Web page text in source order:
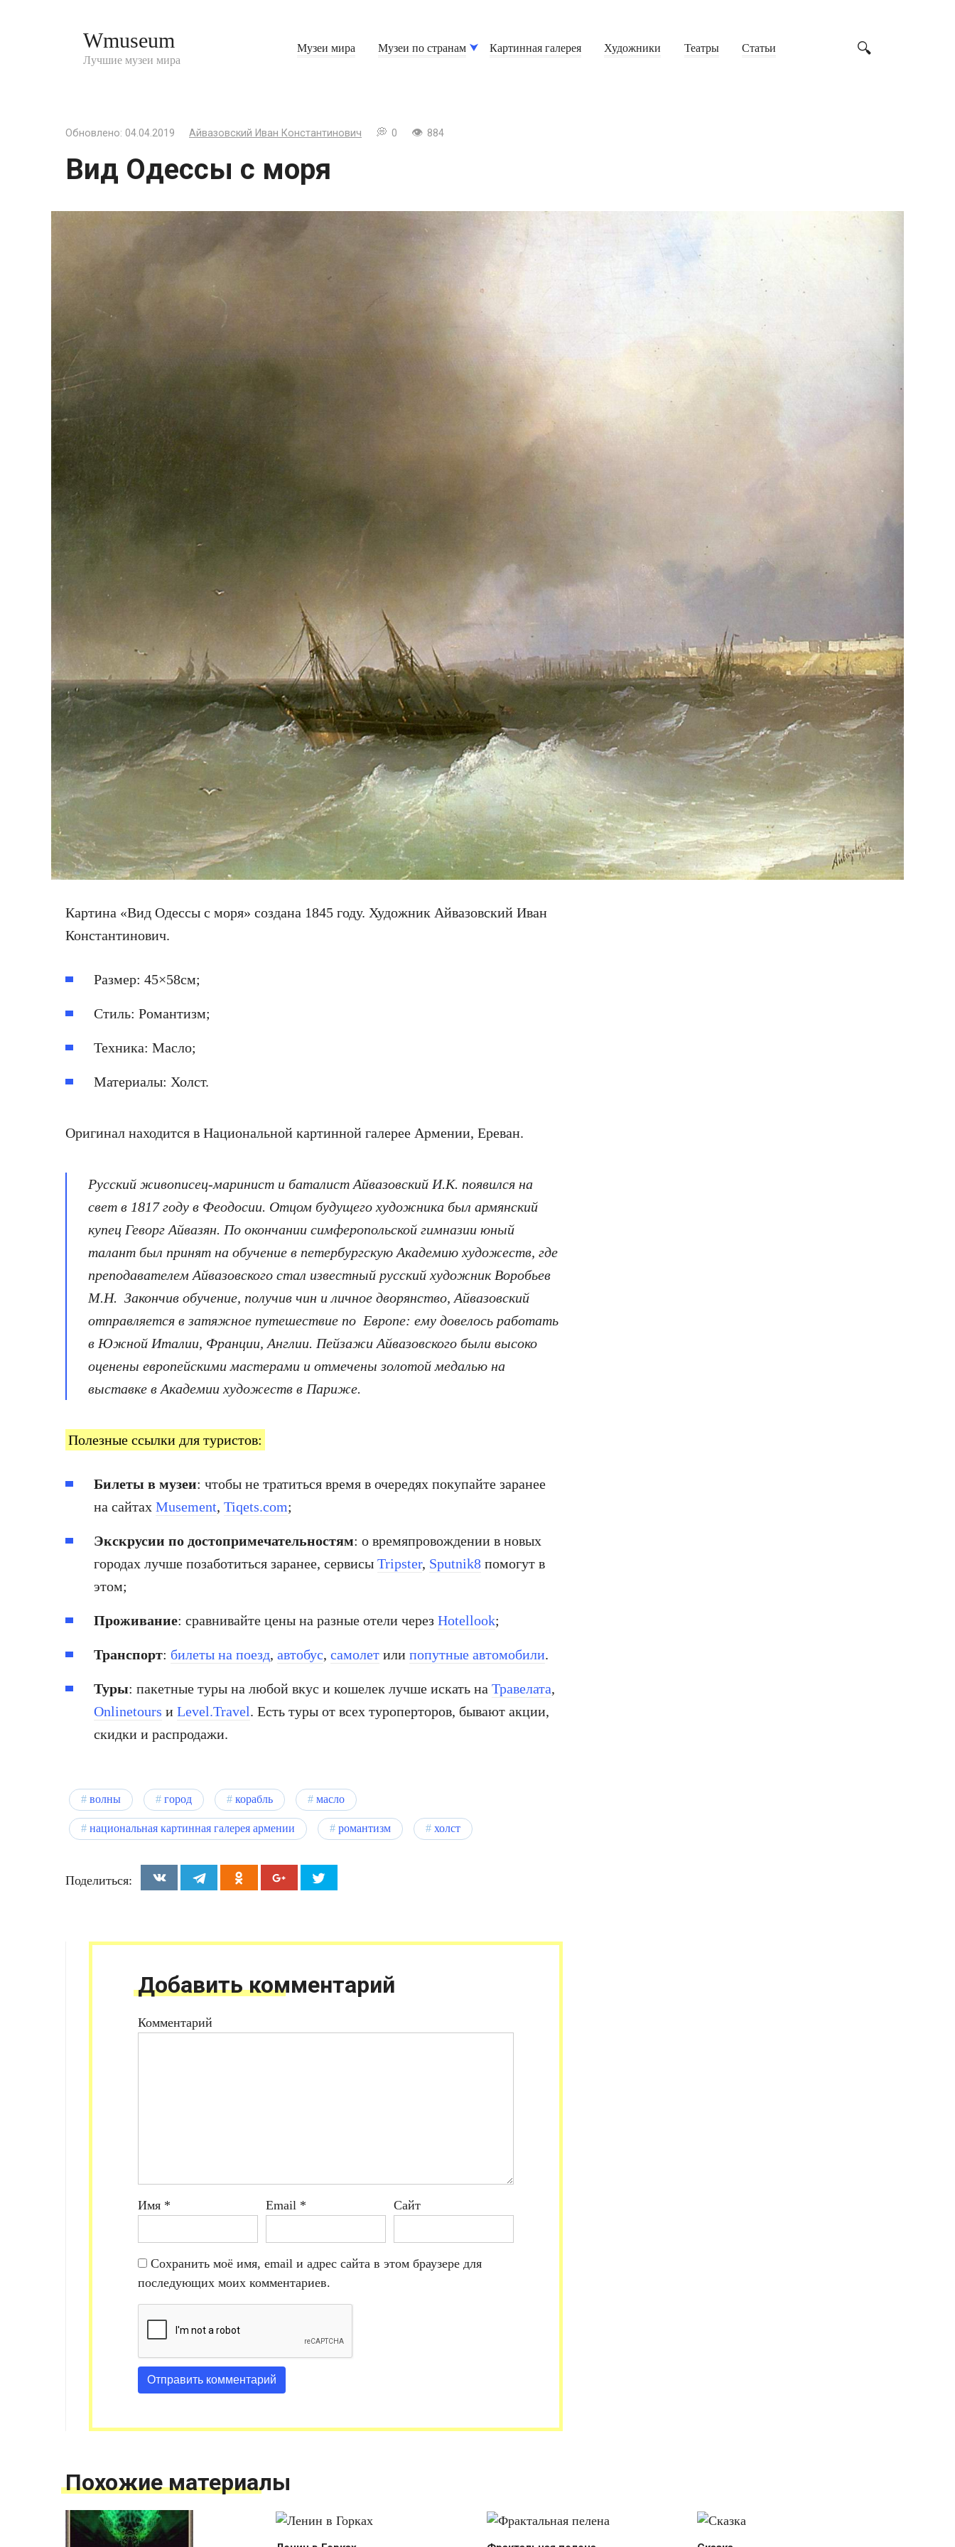
Wmuseum
Лучшие музеи мира
Музеи мира Музеи по странам Картинная галерея Художники Театры Статьи
Обновлено: 04.04.2019 Айвазовский Иван Константинович 0 884
Вид Одессы с моря
Картина «Вид Одессы с моря» создана 1845 году. Художник Айвазовский Иван
Константинович.
Размер: 45×58см;
Стиль: Романтизм;
Техника: Масло;
Материалы: Холст.
Оригинал находится в Национальной картинной галерее Армении, Ереван.
Русский живописец-маринист и баталист Айвазовский И.К. появился на
свет в 1817 году в Феодосии. Отцом будущего художника был армянский
купец Геворг Айвазян. По окончании симферопольской гимназии юный
талант был принят на обучение в петербургскую Академию художеств, где
преподавателем Айвазовского стал известный русский художник Воробьев
М.Н. Закончив обучение, получив чин и личное дворянство, Айвазовский
отправляется в затяжное путешествие по Европе: ему довелось работать
в Южной Италии, Франции, Англии. Пейзажи Айвазовского были высоко
оценены европейскими мастерами и отмечены золотой медалью на
выставке в Академии художеств в Париже.
Полезные ссылки для туристов:
Билеты в музеи: чтобы не тратиться время в очередях покупайте заранее
на сайтах Musement, Tiqets.com;
Экскрусии по достопримечательностям: о времяпровождении в новых
городах лучше позаботиться заранее, сервисы Tripster, Sputnik8 помогут в
этом;
Проживание: сравнивайте цены на разные отели через Hotellook;
Транспорт: билеты на поезд, автобус, самолет или попутные автомобили.
Туры: пакетные туры на любой вкус и кошелек лучше искать на Травелата,
Onlinetours и Level.Travel. Есть туры от всех туроперторов, бывают акции,
скидки и распродажи.
волны город корабль масло
национальная картинная галерея армении романтизм холст
Поделиться:
Добавить комментарий
Комментарий
Имя * Email * Сайт
Сохранить моё имя, email и адрес сайта в этом браузере для
последующих моих комментариев.
Похожие материалы